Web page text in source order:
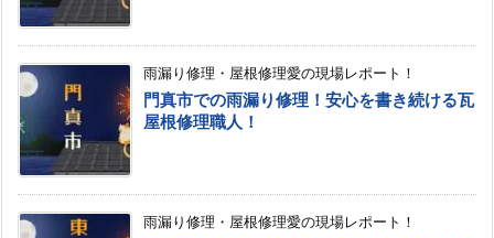
雨漏り修理・屋根修理愛の現場レポート！
門真市での雨漏り修理！安心を書き続ける瓦
屋根修理職人！
雨漏り修理・屋根修理愛の現場レポート！